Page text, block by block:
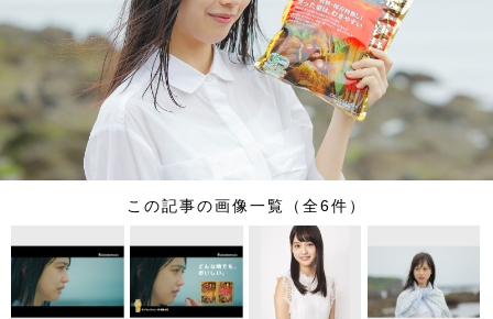
この記事の画像一覧（全6件）